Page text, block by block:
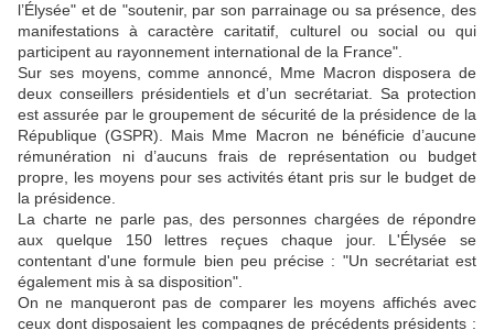
l’Élysée" et de "soutenir, par son parrainage ou sa présence, des
manifestations à caractère caritatif, culturel ou social ou qui
participent au rayonnement international de la France".
Sur ses moyens, comme annoncé, Mme Macron disposera de
deux conseillers présidentiels et d’un secrétariat. Sa protection
est assurée par le groupement de sécurité de la présidence de la
République (GSPR). Mais Mme Macron ne bénéficie d’aucune
rémunération ni d’aucuns frais de représentation ou budget
propre, les moyens pour ses activités étant pris sur le budget de
la présidence.
La charte ne parle pas, des personnes chargées de répondre
aux quelque 150 lettres reçues chaque jour. L'Élysée se
contentant d'une formule bien peu précise : "Un secrétariat est
également mis à sa disposition".
On ne manqueront pas de comparer les moyens affichés avec
ceux dont disposaient les compagnes de précédents présidents :